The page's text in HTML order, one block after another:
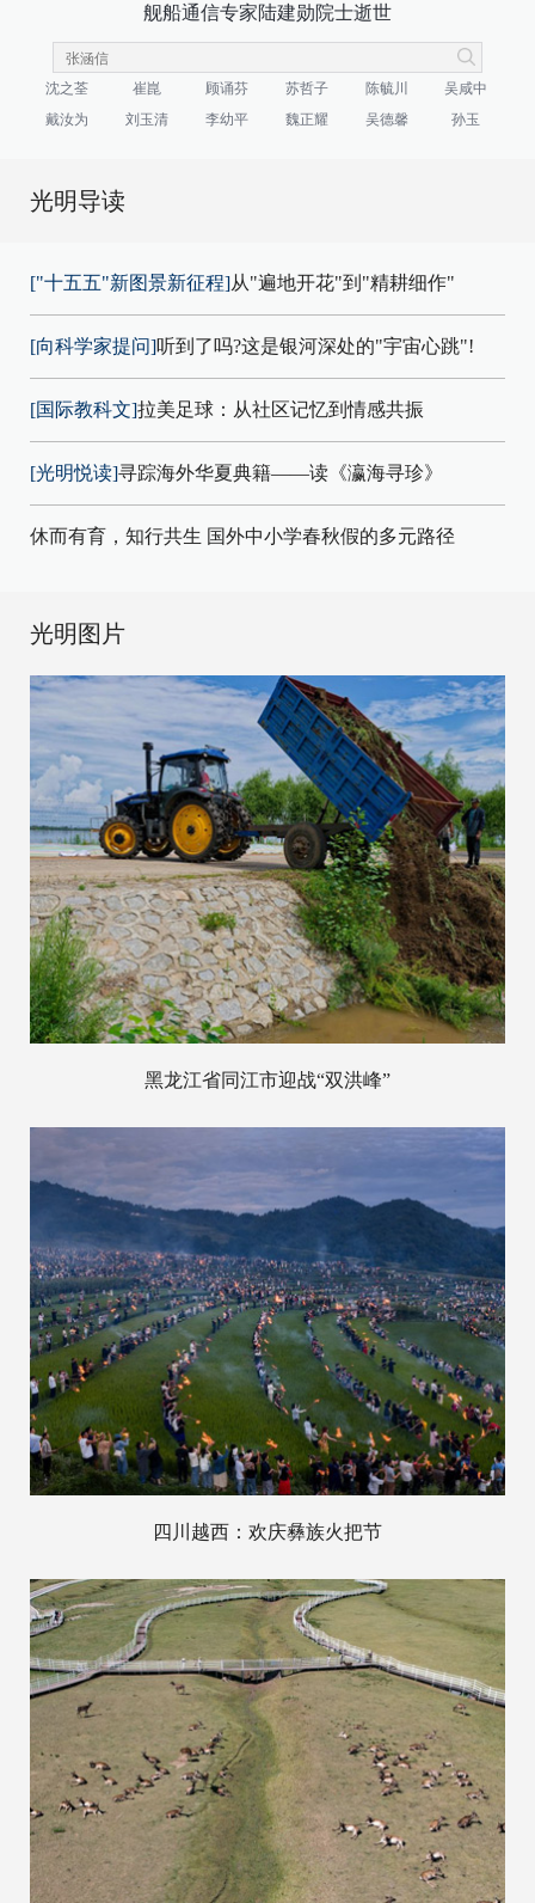
舰船通信专家陆建勋院士逝世
沈之荃 崔崑 顾诵芬 苏哲子 陈毓川
吴咸中
戴汝为
刘玉清 李幼平 魏正耀 吴德馨 孙玉
光明导读
["十五五"新图景新征程]从"遍地开花"到"精耕细作"
[向科学家提问]听到了吗?这是银河深处的"宇宙心跳"!
[国际教科文]拉美足球：从社区记忆到情感共振
[光明悦读]寻踪海外华夏典籍——读《瀛海寻珍》
休而有育，知行共生 国外中小学春秋假的多元路径
光明图片
黑龙江省同江市迎战“双洪峰”
四川越西：欢庆彝族火把节